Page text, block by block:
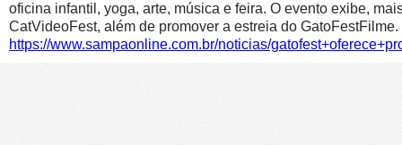
oficina infantil, yoga, arte, música e feira. O evento exibe,
CatVideoFest, além de promover a estreia do GatoFestFilme.
https://www.sampaonline.com.br/noticias/